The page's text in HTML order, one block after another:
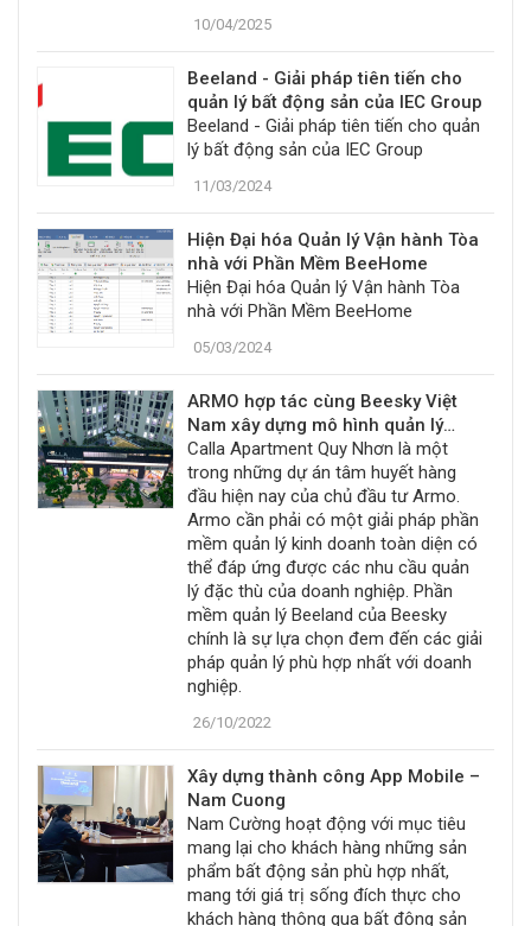
10/04/2025
Beeland - Giải pháp tiên tiến cho
quản lý bất động sản của IEC Group
Beeland - Giải pháp tiên tiến cho quản
lý bất động sản của IEC Group
11/03/2024
Hiện Đại hóa Quản lý Vận hành Tòa
nhà với Phần Mềm BeeHome
Hiện Đại hóa Quản lý Vận hành Tòa
nhà với Phần Mềm BeeHome
05/03/2024
ARMO hợp tác cùng Beesky Việt
Nam xây dựng mô hình quản lý
công nghệ bằng phần mềm
Beeland
Calla Apartment Quy Nhơn là một
trong những dự án tâm huyết hàng
đầu hiện nay của chủ đầu tư Armo.
Armo cần phải có một giải pháp phần
mềm quản lý kinh doanh toàn diện có
thể đáp ứng được các nhu cầu quản
lý đặc thù của doanh nghiệp. Phần
mềm quản lý Beeland của Beesky
chính là sự lựa chọn đem đến các giải
pháp quản lý phù hợp nhất với doanh
nghiệp.
26/10/2022
Xây dựng thành công App Mobile –
Nam Cuong
Nam Cường hoạt động với mục tiêu
mang lại cho khách hàng những sản
phẩm bất động sản phù hợp nhất,
mang tới giá trị sống đích thực cho
khách hàng thông qua bất động sản